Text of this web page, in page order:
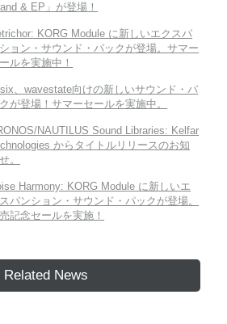
& EP」が登場！
KORG Module に新しいエクスパ
ョン・サウンド・パックが登場。サマー
ルを実施中！
、wavestate向けの新しいサウンド・パ
が登場！サマーセールを実施中。
NAUTILUS Sound Libraries: Kelfar
からタイトルリリースのお知
。
Harmony: KORG Module に新しいエ
パンション・サウンド・パックが登場。
記念セールを実施！
Related News